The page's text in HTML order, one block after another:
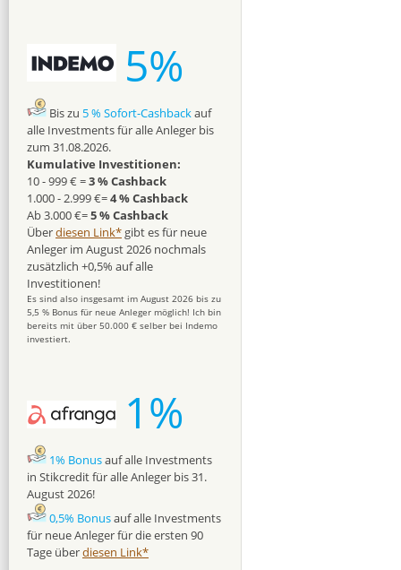
5%
Bis zu 5 % Sofort-Cashbackauf
alle Investments für alle Anleger bis
zum 31.08.2026.
Kumulative Investitionen:
10 - 999 € =3 % Cashback
1.000 - 2.999 €=4 % Cashback
Ab 3.000 €=5 % Cashback
Überdiesen Link* gibt es für neue
Anleger im August 2026 nochmals
zusätzlich +0,5% auf alle
Investitionen!
Es sind also insgesamt im August 2026 bis zu
5,5 % Bonus für neue Anleger möglich! Ich bin
bereits mit über 50.000 € selber bei Indemo
investiert.
1%
1% Bonusauf alle Investments
in Stikcredit für alle Anleger bis 31.
August 2026!
0,5% Bonusauf alle Investments
für neue Anleger für die ersten 90
Tage überdiesen Link*